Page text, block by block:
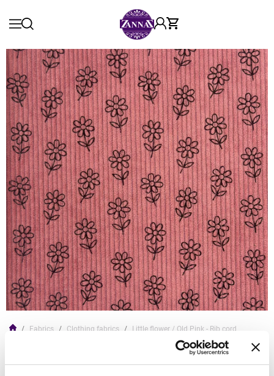
Fabrics Clothing fabrics Little flower / Old Pink - Rib cord
Little flower / Old Pink - Rib cord